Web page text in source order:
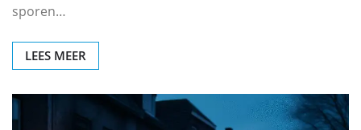
sporen…
LEES MEER